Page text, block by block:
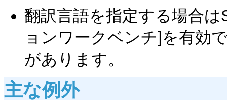
翻訳言語を指定する場合
ョンワークベンチ]を有効
があります。
主な例外